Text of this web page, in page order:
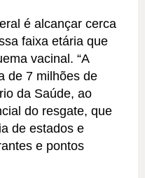
é alcançar cerca
faixa etária que
vacinal. “A
de 7 milhões de
da Saúde, ao
do resgate, que
de estados e
e pontos